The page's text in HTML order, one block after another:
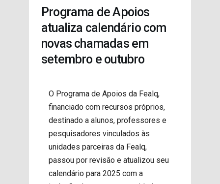
Programa de Apoios
atualiza calendário com
novas chamadas em
setembro e outubro
O Programa de Apoios da Fealq,
financiado com recursos próprios,
destinado a alunos, professores e
pesquisadores vinculados às
unidades parceiras da Fealq,
passou por revisão e atualizou seu
calendário para 2025 com a